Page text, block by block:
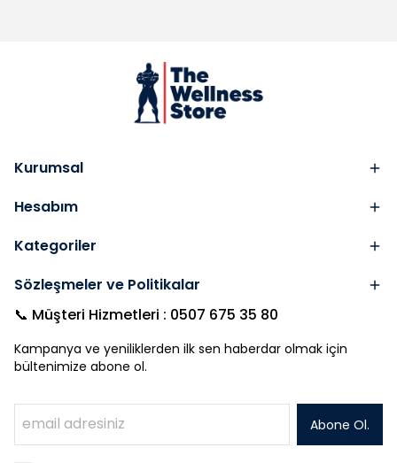
Kurumsal
Hesabım
Kategoriler
Sözleşmeler ve Politikalar
📞 Müşteri Hizmetleri : 0507 675 35 80
Kampanya ve yeniliklerden ilk sen haberdar olmak için
bültenimize abone ol.
Abone Ol.